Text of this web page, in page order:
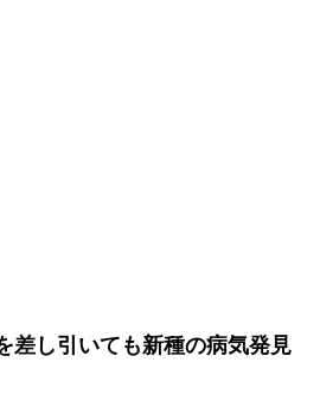
差し引いても新種の病気発見